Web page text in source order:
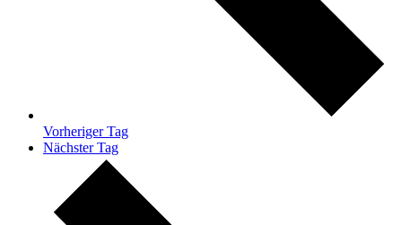
Vorheriger Tag
Nächster Tag